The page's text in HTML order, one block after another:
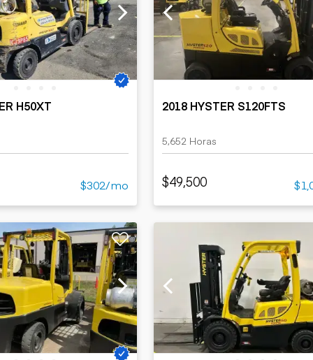
H50XT
$302/mo
2018 HYSTER S120FTS
5,652 Horas
$49,500